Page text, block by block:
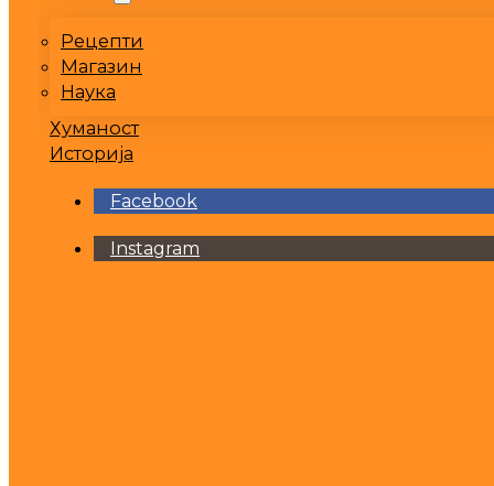
Рецепти
Магазин
Наука
Хуманост
Историја
Facebook
Instagram